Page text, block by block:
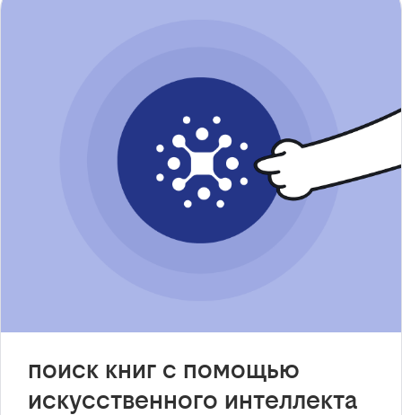
поиск книг с помощью
искусственного интеллекта